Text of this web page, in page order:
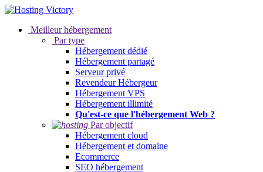
Meilleur hébergement
Par type
Hébergement dédié
Hébergement partagé
Serveur privé
Revendeur Hébergeur
Hébergement VPS
Hébergement illimité
Qu'est-ce que l'hébergement Web ?
Par objectif
Hébergement cloud
Hébergement et domaine
Ecommerce
SEO hébergement